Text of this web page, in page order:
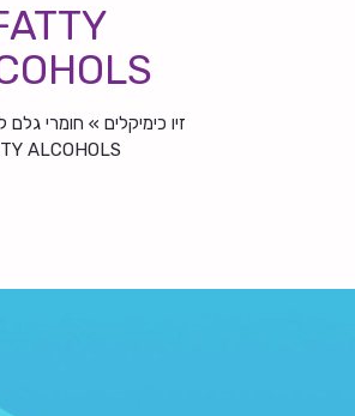
זיו כימיקלים » חומרי גלם
ALCOHOLS